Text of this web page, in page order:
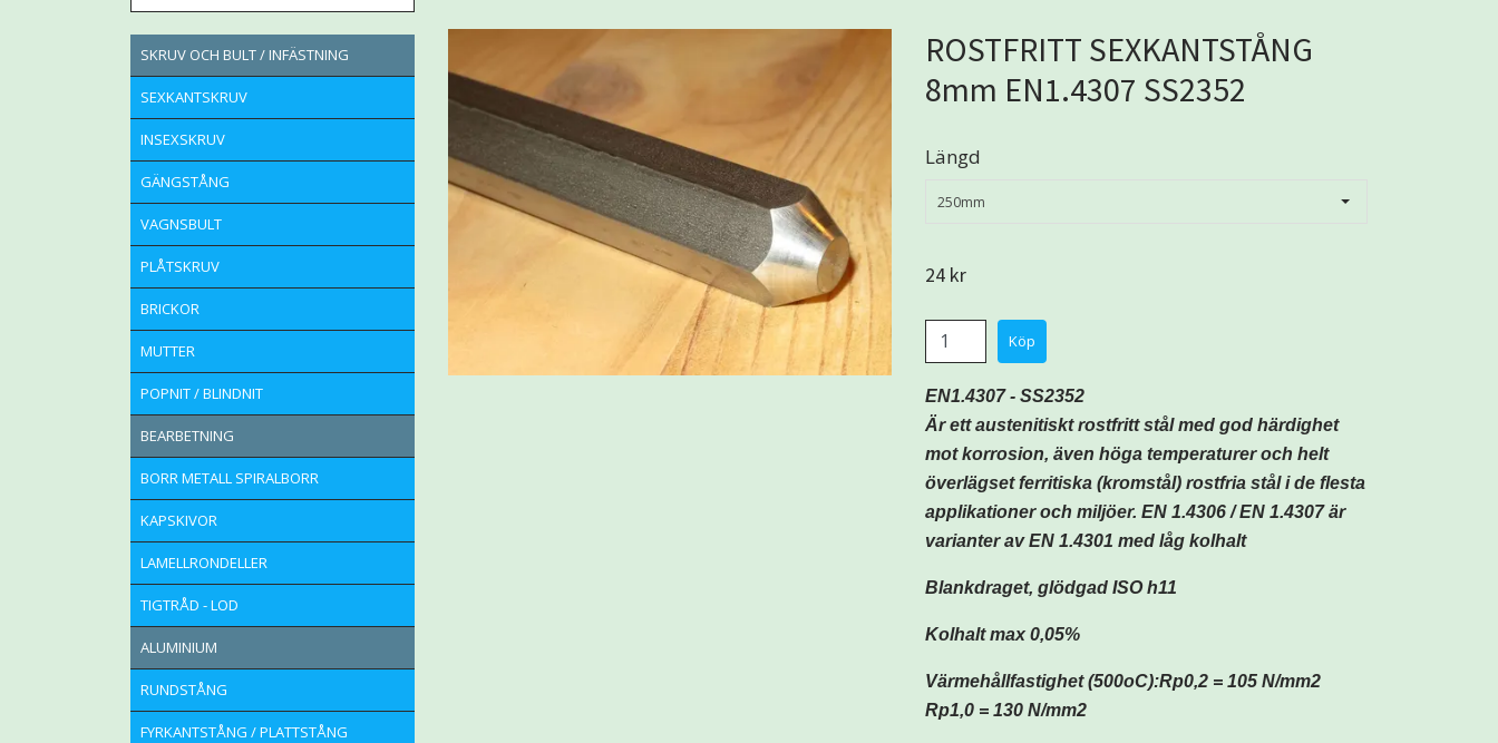
SKRUV OCH BULT / INFÄSTNING
SEXKANTSKRUV
INSEXSKRUV
GÄNGSTÅNG
VAGNSBULT
PLÅTSKRUV
BRICKOR
MUTTER
POPNIT / BLINDNIT
BEARBETNING
BORR METALL SPIRALBORR
KAPSKIVOR
LAMELLRONDELLER
TIGTRÅD - LOD
ALUMINIUM
RUNDSTÅNG
FYRKANTSTÅNG / PLATTSTÅNG
ROSTFRITT SEXKANTSTÅNG
8mm EN1.4307 SS2352
Längd
250mm
24 kr
EN1.4307 - SS2352
Är ett austenitiskt rostfritt stål med god härdighet
mot korrosion, även höga temperaturer och helt
överlägset ferritiska (kromstål) rostfria stål i de flesta
applikationer och miljöer. EN 1.4306 / EN 1.4307 är
varianter av EN 1.4301 med låg kolhalt
Blankdraget, glödgadISO h11
Kolhalt max 0,05%
Värmehållfastighet (500oC):Rp0,2 = 105 N/mm2
Rp1,0 = 130 N/mm2